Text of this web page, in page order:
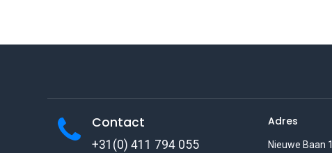
Contact
+31(0) 411 794 055
Adres
Nieuwe Baan 1